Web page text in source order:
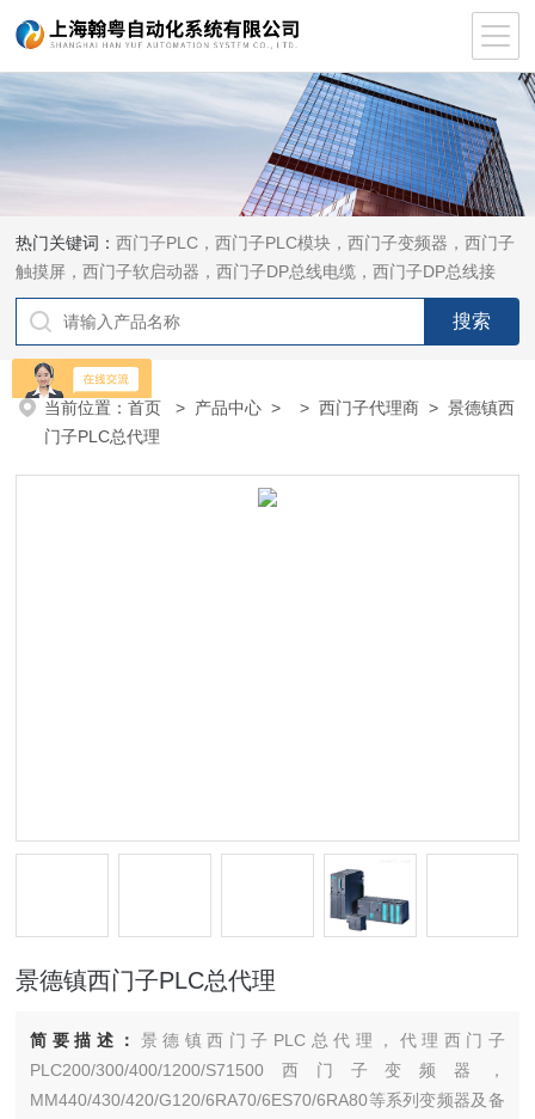
热门关键词：西门子PLC，西门子PLC模块，西门子变频器，西门子
触摸屏，西门子软启动器，西门子DP总线电缆，西门子DP总线接
头，西门子CP通讯网卡，西门子数控系统及停产备件
当前位置：首页 > 产品中心 > >西门子代理商 > 景德镇西
门子PLC总代理
景德镇西门子PLC总代理
简要描述： 景德镇西门子PLC总代理，代理西门子
PLC200/300/400/1200/S71500西门子变频器，
MM440/430/420/G120/6RA70/6ES70/6RA80等系列变频器及备